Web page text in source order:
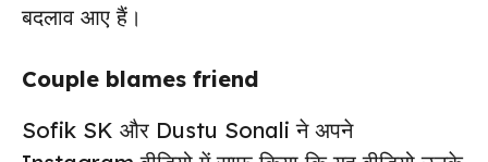
बदलाव आए हैं।
Couple blames friend
Sofik SK और Dustu Sonali ने अपने